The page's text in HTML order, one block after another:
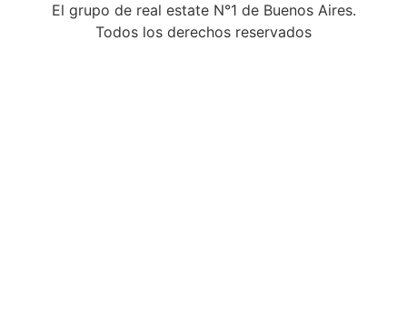
El grupo de real estate N°1 de Buenos Aires.
Todos los derechos reservados